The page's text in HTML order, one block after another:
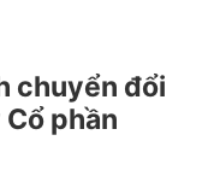
chuyển đổi
phần